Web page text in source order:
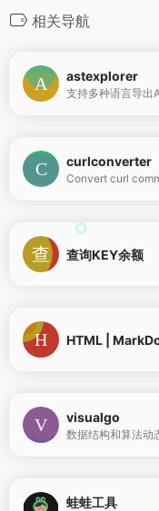
相关导航
astexplorer
支持多种语言导出
curlconverter
Convert curl
查询KEY余额
HTML |
visualgo
数据结构和算法动
蛙蛙工具